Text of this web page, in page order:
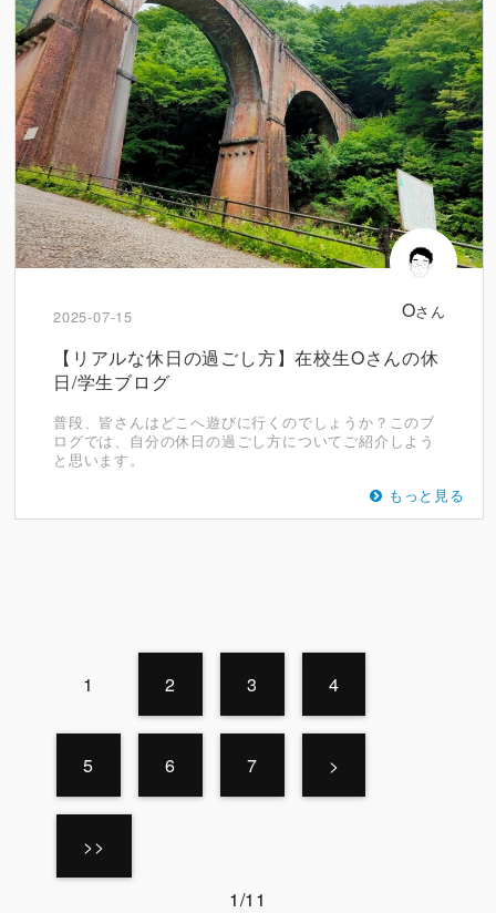
Oさん
2025-07-15
【リアルな休日の過ごし方】在校生Oさんの休
日/学生ブログ
普段、皆さんはどこへ遊びに行くのでしょうか？このブ
ログでは、自分の休日の過ごし方についてご紹介しよう
と思います。
もっと見る
1 2 3 4
5 6 7 >
>>
1/11